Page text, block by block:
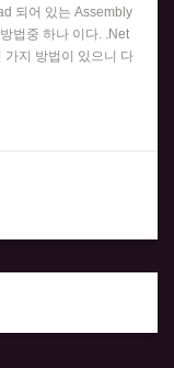
되어 있는 Assembly
법중 하나 이다. .Net
가지 방법이 있으니 다